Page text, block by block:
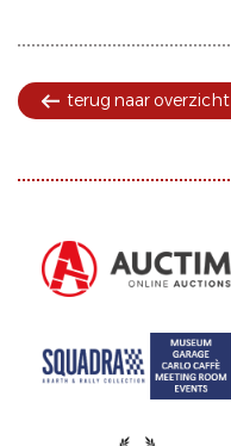
terug naar overzicht